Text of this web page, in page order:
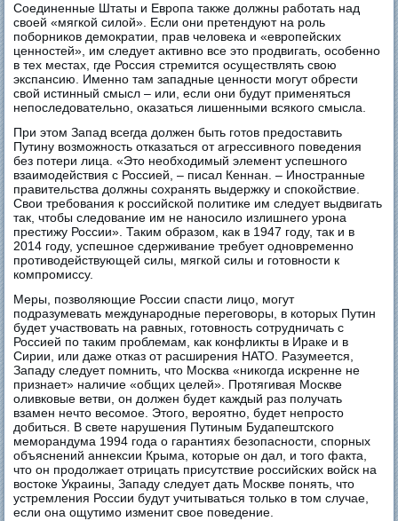
Соединенные Штаты и Европа также должны работать над
своей «мягкой силой». Если они претендуют на роль
поборников демократии, прав человека и «европейских
ценностей», им следует активно все это продвигать, особенно
в тех местах, где Россия стремится осуществлять свою
экспансию. Именно там западные ценности могут обрести
свой истинный смысл – или, если они будут применяться
непоследовательно, оказаться лишенными всякого смысла.
При этом Запад всегда должен быть готов предоставить
Путину возможность отказаться от агрессивного поведения
без потери лица. «Это необходимый элемент успешного
взаимодействия с Россией, – писал Кеннан. – Иностранные
правительства должны сохранять выдержку и спокойствие.
Свои требования к российской политике им следует выдвигать
так, чтобы следование им не наносило излишнего урона
престижу России». Таким образом, как в 1947 году, так и в
2014 году, успешное сдерживание требует одновременно
противодействующей силы, мягкой силы и готовности к
компромиссу.
Меры, позволяющие России спасти лицо, могут
подразумевать международные переговоры, в которых Путин
будет участвовать на равных, готовность сотрудничать с
Россией по таким проблемам, как конфликты в Ираке и в
Сирии, или даже отказ от расширения НАТО. Разумеется,
Западу следует помнить, что Москва «никогда искренне не
признает» наличие «общих целей». Протягивая Москве
оливковые ветви, он должен будет каждый раз получать
взамен нечто весомое. Этого, вероятно, будет непросто
добиться. В свете нарушения Путиным Будапештского
меморандума 1994 года о гарантиях безопасности, спорных
объяснений аннексии Крыма, которые он дал, и того факта,
что он продолжает отрицать присутствие российских войск на
востоке Украины, Западу следует дать Москве понять, что
устремления России будут учитываться только в том случае,
если она ощутимо изменит свое поведение.